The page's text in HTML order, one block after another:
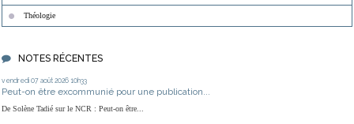
Théologie
NOTES RÉCENTES
vendredi 07 août 2026 10h33
Peut-on être excommunié pour une publication...
De Solène Tadié sur le NCR : Peut-on être...